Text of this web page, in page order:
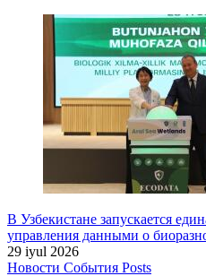
В Узбекистане запускается
управления данными о
29 iyul 2026
Новости События Posts